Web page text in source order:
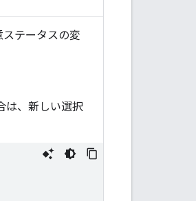
テータスの変
は、新しい選択